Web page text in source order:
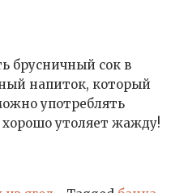
брусничный сок в
напиток, который
употреблять
утоляет жажду!
СОК»